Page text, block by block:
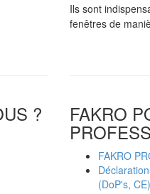
Ils sont
fenêtres de
? FAKRO
FAKRO
(DoP's, CE)